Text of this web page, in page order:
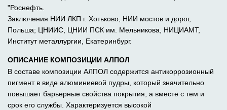
"Роснефть.
Заключения НИИ ЛКП г. Хотьково, НИИ мостов и дорог,
Польша; ЦНИИС, ЦНИИ ПСК им. Мельникова, НИЦИАМТ,
Институт металлургии, Екатеринбург.
ОПИСАНИЕ КОМПОЗИЦИИ АЛПОЛ
В составе композиции АЛПОЛ содержится антикоррозионный
пигмент в виде алюминиевой пудры, который значительно
повышает барьерные свойства покрытия, а вместе с тем и
срок его службы. Характеризуется высокой